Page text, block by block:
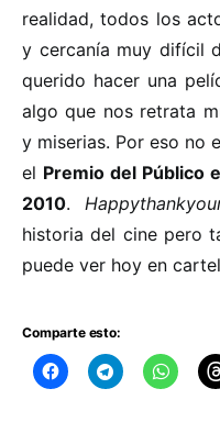
realidad, todos los
y cercanía muy difícil
querido hacer una
algo que nos retrata
y miserias. Por eso no
el Premio del Público
2010.
historia del cine pero
puede ver hoy en
Comparte esto: